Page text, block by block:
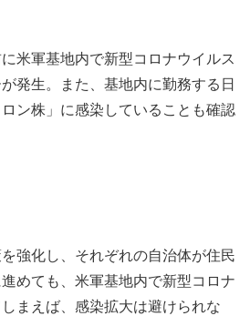
米軍基地内で新型コロナウイルス
発生。また、基地内に勤務する日
ン株」に感染していることも確認
強化し、それぞれの自治体が住民
めても、米軍基地内で新型コロナ
まえば、感染拡大は避けられな